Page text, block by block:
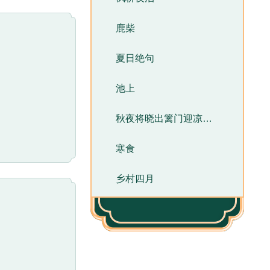
罚——忍受
低头喝水
人痛苦、惋
鹿柴
夏日绝句
池上
秋夜将晓出篱门迎凉有感
寒食
乡村四月